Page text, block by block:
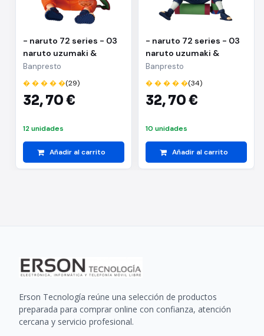
- naruto 72 series - 03
naruto uzumaki &
kakashi hatake(a:naruto
uzumaki)
Banpresto
� � � � �(29)
32,70 €
12 unidades
Añadir al carrito
- naruto 72 series - 03
naruto uzumaki &
kakashi
hatake(b:kakashi
hatake)
Banpresto
� � � � �(34)
32,70 €
10 unidades
Añadir al carrito
Erson Tecnología reúne una selección de productos
preparada para comprar online con confianza, atención
cercana y servicio profesional.